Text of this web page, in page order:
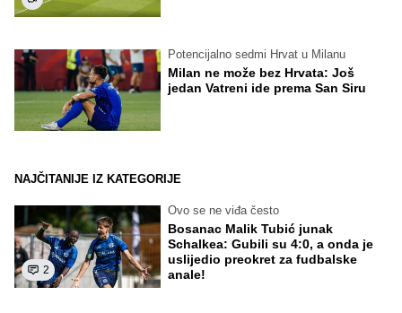
Potencijalno sedmi Hrvat u Milanu
Milan ne može bez Hrvata: Još
jedan Vatreni ide prema San Siru
NAJČITANIJE IZ KATEGORIJE
2
Ovo se ne viđa često
Bosanac Malik Tubić junak
Schalkea: Gubili su 4:0, a onda je
uslijedio preokret za fudbalske
anale!